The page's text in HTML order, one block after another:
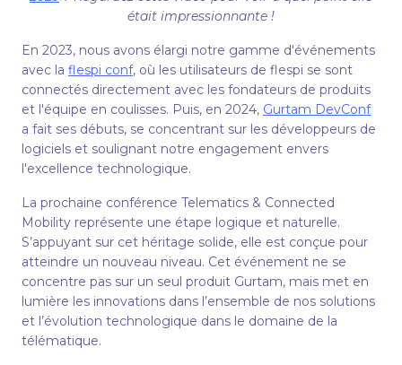
était impressionnante !
En 2023, nous avons élargi notre gamme d'événements
avec la flespi conf, où les utilisateurs de flespi se sont
connectés directement avec les fondateurs de produits
et l'équipe en coulisses. Puis, en 2024, Gurtam DevConf
a fait ses débuts, se concentrant sur les développeurs de
logiciels et soulignant notre engagement envers
l'excellence technologique.
La prochaine conférence Telematics & Connected
Mobility représente une étape logique et naturelle.
S’appuyant sur cet héritage solide, elle est conçue pour
atteindre un nouveau niveau. Cet événement ne se
concentre pas sur un seul produit Gurtam, mais met en
lumière les innovations dans l’ensemble de nos solutions
et l’évolution technologique dans le domaine de la
télématique.